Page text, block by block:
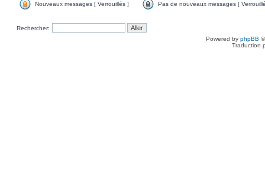
Nouveaux messages [ Verrouillés ] Pas de nouveaux messages [
Rechercher:
Powered by phpBB
Traduction